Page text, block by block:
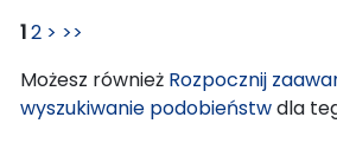
12 > >>
Możesz również Rozpocznij
wyszukiwanie podobieństwdla